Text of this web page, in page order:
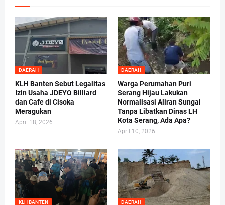
DAERAH
KLH Banten Sebut Legalitas
Izin Usaha JDEYO Billiard
dan Cafe di Cisoka
Meragukan
April 18, 2026
DAERAH
Warga Perumahan Puri
Serang Hijau Lakukan
Normalisasi Aliran Sungai
Tanpa Libatkan Dinas LH
Kota Serang, Ada Apa?
April 10, 2026
KLH BANTEN DAERAH